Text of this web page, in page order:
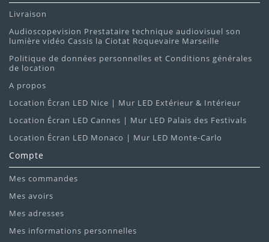
Livraison
Audioscopevision Prestataire technique audiovisuel son
lumière vidéo Cassis la Ciotat Roquevaire Marseille
Politique de données personnelles et Conditions générales
de location
A propos
Location Écran LED Nice | Mur LED Extérieur & Intérieur
Location Écran LED Cannes | Mur LED Palais des Festivals
Location Écran LED Monaco | Mur LED Monte-Carlo
Compte
Mes commandes
Mes avoirs
Mes adresses
Mes informations personnelles